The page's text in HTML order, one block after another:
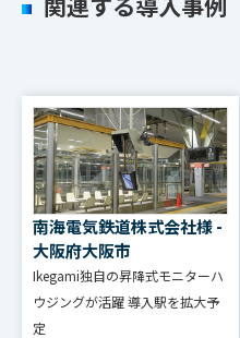
南海電気鉄道株式会社様 -
大阪府大阪市
Ikegami独自の昇降式モニターハ
ウジングが活躍 導入駅を拡大予
定